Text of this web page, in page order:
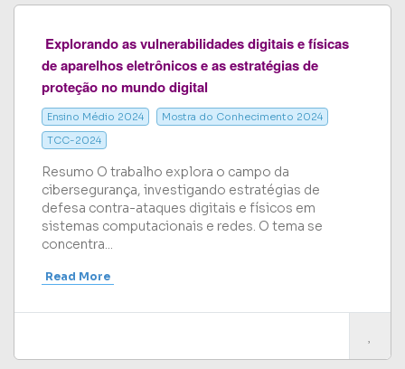
Explorando as vulnerabilidades digitais e físicas
de aparelhos eletrônicos e as estratégias de
proteção no mundo digital
Ensino Médio 2024
Mostra do Conhecimento 2024
TCC-2024
Resumo O trabalho explora o campo da
cibersegurança, investigando estratégias de
defesa contra-ataques digitais e físicos em
sistemas computacionais e redes. O tema se
concentra...
Read More